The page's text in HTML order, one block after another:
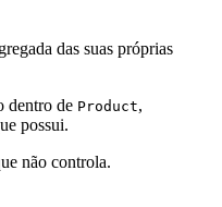
das suas próprias
dentro de Product,
possui.
não controla.